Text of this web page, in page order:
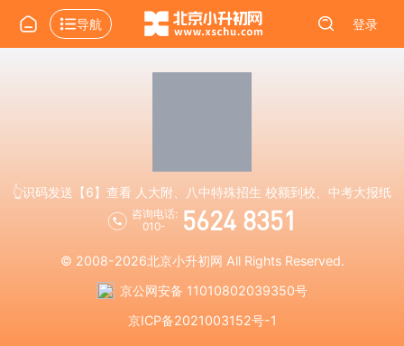
导航 登录
👆识码发送【6】查看 人大附、八中特殊招生 校额到校、中考大报纸
咨询电话:
010-
5624 8351
© 2008-2026北京小升初网 All Rights Reserved.
京公网安备 11010802039350号
京ICP备2021003152号-1